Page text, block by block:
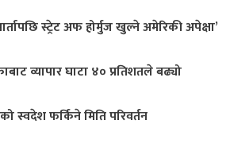
स्ट्रेट अफ होर्मुज खुल्ने अमेरिकी अपेक्षा’
व्यापार घाटा ४० प्रतिशतले बढ्यो
स्वदेश फर्किने मिति परिवर्तन